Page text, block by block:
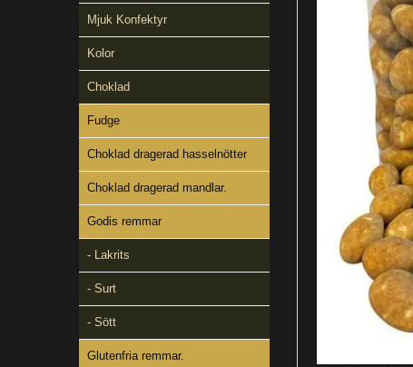
Mjuk Konfektyr
Kolor
Choklad
Fudge
Choklad dragerad hasselnötter
Choklad dragerad mandlar.
Godis remmar
- Lakrits
- Surt
- Sött
Glutenfria remmar.